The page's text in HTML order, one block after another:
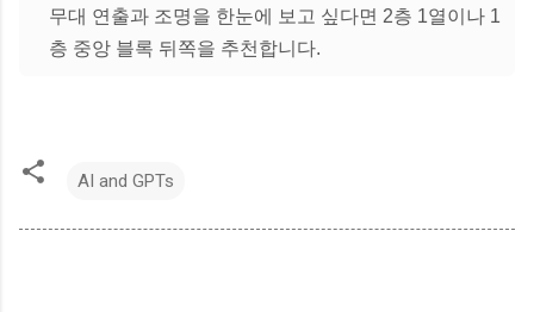
무대 연출과 조명을 한눈에 보고 싶다면 2층 1열이나 1
층 중앙 블록 뒤쪽을 추천합니다.
AI and GPTs